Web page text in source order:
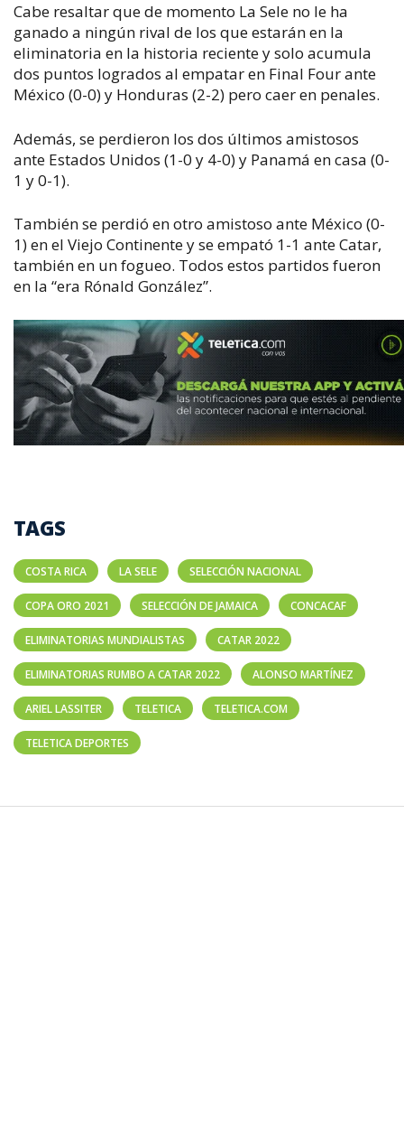
Cabe resaltar que de momento La Sele no le ha
ganado a ningún rival de los que estarán en la
eliminatoria en la historia reciente y solo acumula
dos puntos logrados al empatar en Final Four ante
México (0-0) y Honduras (2-2) pero caer en penales.
Además, se perdieron los dos últimos amistosos
ante Estados Unidos (1-0 y 4-0) y Panamá en casa (0-
1 y 0-1).
También se perdió en otro amistoso ante México (0-
1) en el Viejo Continente y se empató 1-1 ante Catar,
también en un fogueo. Todos estos partidos fueron
en la “era Rónald González”.
TAGS
COSTA RICA LA SELE SELECCIÓN NACIONAL
COPA ORO 2021 SELECCIÓN DE JAMAICA CONCACAF
ELIMINATORIAS MUNDIALISTAS CATAR 2022
ELIMINATORIAS RUMBO A CATAR 2022 ALONSO MARTÍNEZ
ARIEL LASSITER TELETICA TELETICA.COM
TELETICA DEPORTES